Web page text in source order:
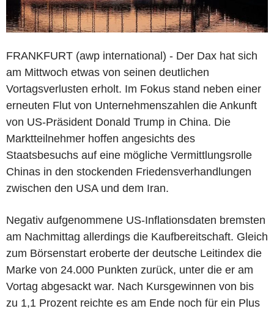
FRANKFURT (awp international) - Der Dax hat sich
am Mittwoch etwas von seinen deutlichen
Vortagsverlusten erholt. Im Fokus stand neben einer
erneuten Flut von Unternehmenszahlen die Ankunft
von US-Präsident Donald Trump in China. Die
Marktteilnehmer hoffen angesichts des
Staatsbesuchs auf eine mögliche Vermittlungsrolle
Chinas in den stockenden Friedensverhandlungen
zwischen den USA und dem Iran.
Negativ aufgenommene US-Inflationsdaten bremsten
am Nachmittag allerdings die Kaufbereitschaft. Gleich
zum Börsenstart eroberte der deutsche Leitindex die
Marke von 24.000 Punkten zurück, unter die er am
Vortag abgesackt war. Nach Kursgewinnen von bis
zu 1,1 Prozent reichte es am Ende noch für ein Plus